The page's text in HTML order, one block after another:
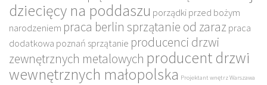
dziecięcy na poddaszu porządki przed bożym
narodzeniem praca berlin sprzątanie od zarazpraca
dodatkowa poznań sprzątanie producenci drzwi
zewnętrznych metalowych producent drzwi
wewnętrznych małopolska Projektant wnętrz Warszawa